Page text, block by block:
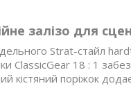
залізо для
Strat-стайл
ClassicGear 18 : 1
кістяний поріжок